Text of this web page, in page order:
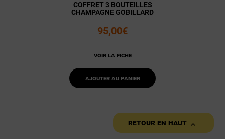
COFFRET 3 BOUTEILLES
CHAMPAGNE GOBILLARD
95,00€
Voir la fiche
Ajouter au panier
Retour en haut 